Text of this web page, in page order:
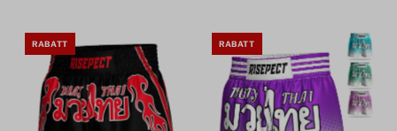
RABATT RABATT